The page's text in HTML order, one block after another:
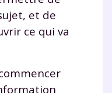
et de
ce qui va